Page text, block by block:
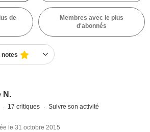
de
Membres avec le plus
d'abonnés
notes
N.
17 critiques Suivre son activité
le 31 octobre 2015